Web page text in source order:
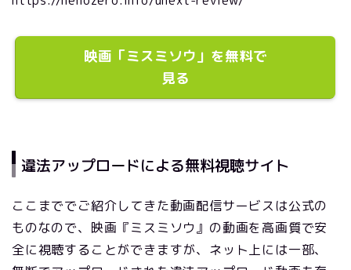
映画「ミスミソウ」を無料で
見る
違法アップロードによる無料視聴サイト
ここまででご紹介してきた動画配信サービスは公式の
ものなので、映画『ミスミソウ』の動画を高画質で安
全に視聴することができますが、ネット上には一部、